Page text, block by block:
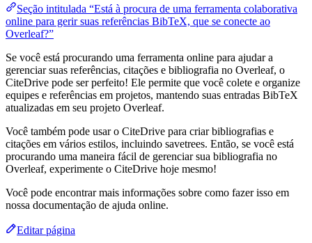
Seção intitulada “Está à procura de uma ferramenta colaborativa
online para gerir suas referências BibTeX, que se conecte ao
Overleaf?”
Se você está procurando uma ferramenta online para ajudar a
gerenciar suas referências, citações e bibliografia no Overleaf, o
CiteDrive pode ser perfeito! Ele permite que você colete e organize
equipes e referências em projetos, mantendo suas entradas BibTeX
atualizadas em seu projeto Overleaf.
Você também pode usar o CiteDrive para criar bibliografias e
citações em vários estilos, incluindo savetrees. Então, se você está
procurando uma maneira fácil de gerenciar sua bibliografia no
Overleaf, experimente o CiteDrive hoje mesmo!
Você pode encontrar mais informações sobre como fazer isso em
nossa documentação de ajuda online.
Editar página